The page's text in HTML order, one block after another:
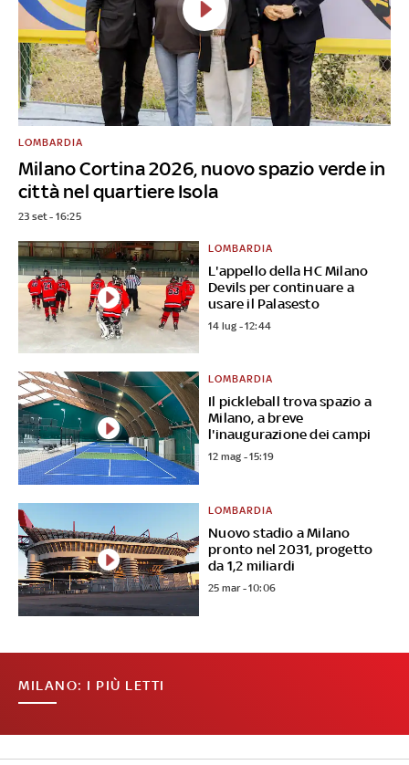
Milano Cortina 2026, nuovo spazio verde in
città nel quartiere Isola
LOMBARDIA
23 set - 16:25
L'appello della HC Milano
Devils per continuare a
usare il Palasesto
LOMBARDIA
14 lug - 12:44
Il pickleball trova spazio a
Milano, a breve
l'inaugurazione dei campi
LOMBARDIA
12 mag - 15:19
Nuovo stadio a Milano
pronto nel 2031, progetto
da 1,2 miliardi
LOMBARDIA
25 mar - 10:06
MILANO: I PIÙ LETTI